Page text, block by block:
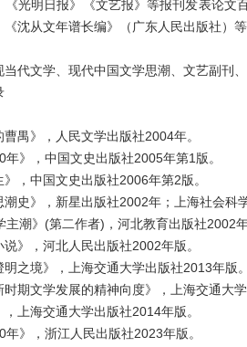
《光明日报》《文艺报》等报刊发表论
《沈从文年谱长编》（广东人民出版社）
当代文学、现代中国文学思潮、文艺副刊
曹禺》，人民文学出版社2004年。
年》，中国文史出版社2005年第1版。
》，中国文史出版社2006年第2版。
潮史》，新星出版社2002年；上海社会科
主潮》(第二作者)，河北教育出版社2002
说》，河北人民出版社2002年版。
明之境》，上海交通大学出版社2013年版
时期文学发展的精神向度》，上海交通大
，上海交通大学出版社2014年版。
年》，浙江人民出版社2023年版。